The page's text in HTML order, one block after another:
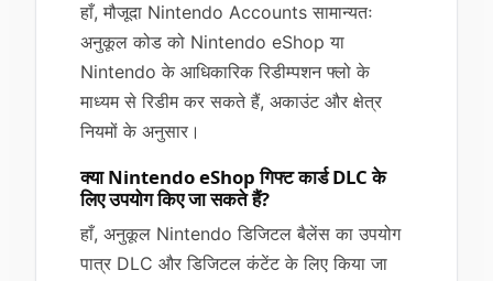
हाँ, मौजूदा Nintendo Accounts सामान्यतः
अनुकूल कोड को Nintendo eShop या
Nintendo के आधिकारिक रिडीम्पशन फ्लो के
माध्यम से रिडीम कर सकते हैं, अकाउंट और क्षेत्र
नियमों के अनुसार।
क्या Nintendo eShop गिफ्ट कार्ड DLC के
लिए उपयोग किए जा सकते हैं?
हाँ, अनुकूल Nintendo डिजिटल बैलेंस का उपयोग
पात्र DLC और डिजिटल कंटेंट के लिए किया जा